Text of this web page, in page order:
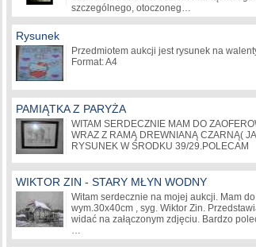
szczególnego, otoczoneg…
Rysunek
Przedmiotem aukcji jest rysunek na
Format: A4
PAMIĄTKA Z PARYŻA
WITAM SERDECZNIE MAM DO
WRAZ Z RAMĄ DREWNIANĄ CZARNĄ(
RYSUNEK W ŚRODKU 39/29.POLECAM
WIKTOR ZIN - STARY MŁYN WODNY
Witam serdecznie na mojej aukcji. Mam
wym.30x40cm , syg. Wiktor Zin.
widać na załączonym zdjęciu. Bardzo
…